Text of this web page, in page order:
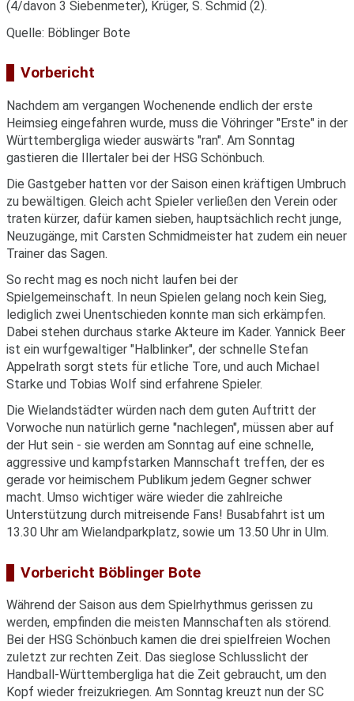
(4/davon 3 Siebenmeter), Krüger, S. Schmid (2).
Quelle: Böblinger Bote
Vorbericht
Nachdem am vergangen Wochenende endlich der erste
Heimsieg eingefahren wurde, muss die Vöhringer "Erste" in der
Württembergliga wieder auswärts "ran". Am Sonntag
gastieren die Illertaler bei der HSG Schönbuch.
Die Gastgeber hatten vor der Saison einen kräftigen Umbruch
zu bewältigen. Gleich acht Spieler verließen den Verein oder
traten kürzer, dafür kamen sieben, hauptsächlich recht junge,
Neuzugänge, mit Carsten Schmidmeister hat zudem ein neuer
Trainer das Sagen.
So recht mag es noch nicht laufen bei der
Spielgemeinschaft. In neun Spielen gelang noch kein Sieg,
lediglich zwei Unentschieden konnte man sich erkämpfen.
Dabei stehen durchaus starke Akteure im Kader. Yannick Beer
ist ein wurfgewaltiger "Halblinker", der schnelle Stefan
Appelrath sorgt stets für etliche Tore, und auch Michael
Starke und Tobias Wolf sind erfahrene Spieler.
Die Wielandstädter würden nach dem guten Auftritt der
Vorwoche nun natürlich gerne "nachlegen", müssen aber auf
der Hut sein - sie werden am Sonntag auf eine schnelle,
aggressive und kampfstarken Mannschaft treffen, der es
gerade vor heimischem Publikum jedem Gegner schwer
macht. Umso wichtiger wäre wieder die zahlreiche
Unterstützung durch mitreisende Fans! Busabfahrt ist um
13.30 Uhr am Wielandparkplatz, sowie um 13.50 Uhr in Ulm.
Vorbericht Böblinger Bote
Während der Saison aus dem Spielrhythmus gerissen zu
werden, empfinden die meisten Mannschaften als störend.
Bei der HSG Schönbuch kamen die drei spielfreien Wochen
zuletzt zur rechten Zeit. Das sieglose Schlusslicht der
Handball-Württembergliga hat die Zeit gebraucht, um den
Kopf wieder freizukriegen. Am Sonntag kreuzt nun der SC